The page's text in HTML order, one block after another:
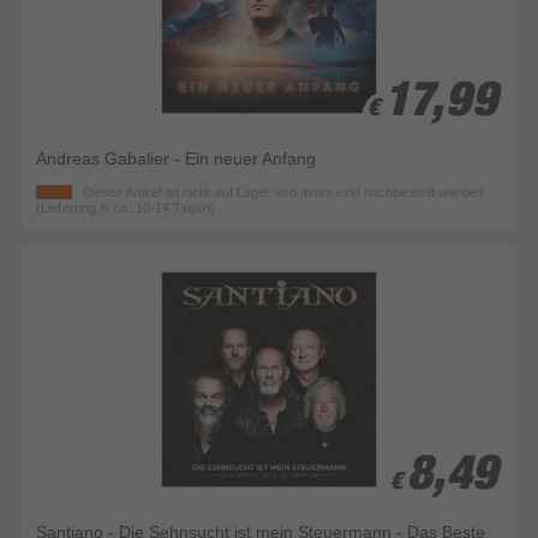
€ 17,99
€ 17,99
Andreas Gabalier - Ein neuer Anfang
Dieser Artikel ist nicht auf Lager und muss erst nachbestellt werden
(Lieferung in ca. 10-14 Tagen)
€ 8,49
€ 8,49
Santiano - Die Sehnsucht ist mein Steuermann - Das Beste